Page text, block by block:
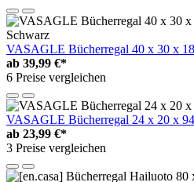
VASAGLE Bücherregal 40 x 30 x
ab 39,99 €*
6 Preise vergleichen
VASAGLE Bücherregal 24 x 20 x
ab 23,99 €*
3 Preise vergleichen